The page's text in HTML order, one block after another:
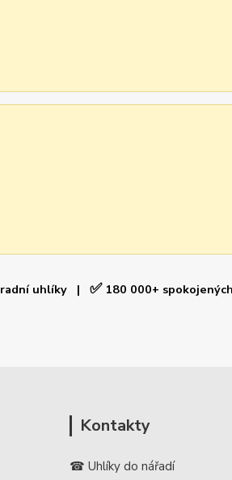
uhlíky | ✅180 000+
Kontakty
☎ Uhlíky do nářadí